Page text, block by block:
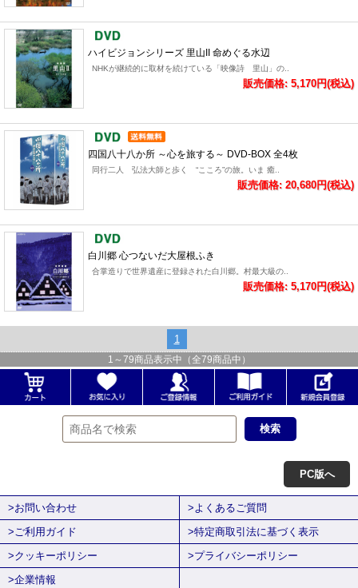
ハイビジョンシリーズ 里山II 命めぐる水辺
NHKが継続的に取材を続けている「映像詩 里山」の..
販売価格: 5,170円(税込)
四国八十八か所 ～心を旅する～ DVD-BOX 全4枚
同行二人 弘法大師と歩く “こころ”の旅。いま 癒..
販売価格: 20,680円(税込)
白川郷 心つないだ大屋根ふき
合掌造りで世界遺産に登録された白川郷。村最大級の..
販売価格: 5,170円(税込)
1
1 ～ 79商品表示中（全79商品中）
PC版へ
>お問い合わせ
>よくあるご質問
>ご利用ガイド
>特定商取引法に基づく表示
>クッキーポリシー
>プライバシーポリシー
>企業情報